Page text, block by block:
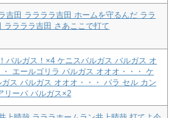
吉田 ララララ吉田 ホームを守るんだ ララ
ララララ吉田 さあここで打て
バルガス！×4 ケニスバルガス バルガス オ
・ エールゴリラ バルガス オオオ・・・ ケ
ガス バルガス オオオ・・・ パラ セル カン
リーバ バルガス×2